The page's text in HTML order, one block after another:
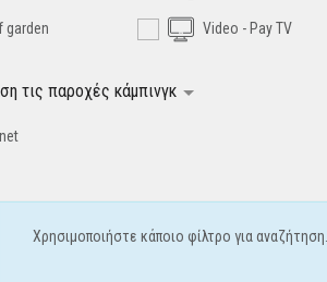
garden Video - Pay TV
τις παροχές κάμπινγκ
Χρησιμοποιήστε κάποιο φίλτρο για αναζήτηση...